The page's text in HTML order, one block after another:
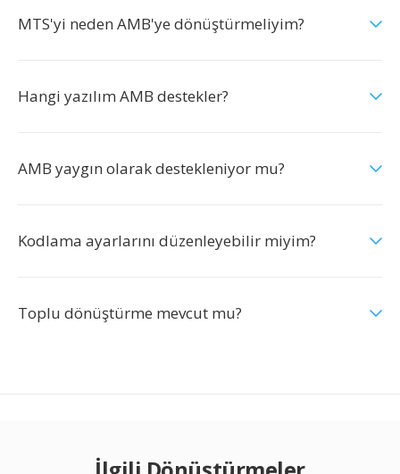
MTS'yi neden AMB'ye dönüştürmeliyim?
Hangi yazılım AMB destekler?
AMB yaygın olarak destekleniyor mu?
Kodlama ayarlarını düzenleyebilir miyim?
Toplu dönüştürme mevcut mu?